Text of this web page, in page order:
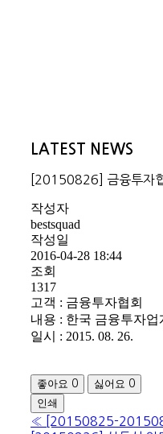
LATEST NEWS
[20150826] 금융투자
작성자
bestsquad
작성일
2016-04-28 18:44
조회
1317
고객 : 금융투자협회
내용 : 한국 금융투자
일시 : 2015. 08. 26.
좋아요 0 싫어요 0
인쇄
«
[20150825-